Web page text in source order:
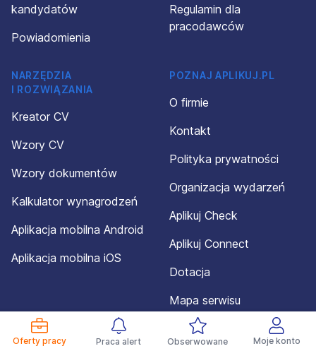
Oferty pracy Praca alert Obserwowane Moje konto
kandydatów
Powiadomienia
Regulamin dla
pracodawców
NARZĘDZIA
I ROZWIĄZANIA
Kreator CV
Wzory CV
Wzory dokumentów
Kalkulator wynagrodzeń
Aplikacja mobilna Android
Aplikacja mobilna iOS
POZNAJ APLIKUJ.PL
O firmie
Kontakt
Polityka prywatności
Organizacja wydarzeń
Aplikuj Check
Aplikuj Connect
Dotacja
Mapa serwisu